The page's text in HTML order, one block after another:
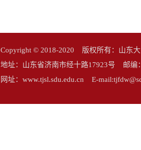
Copyright © 2018-2020 版权所有：山东
地址：山东省济南市经十路17923号 邮
网址：www.tjsl.sdu.edu.cn E-